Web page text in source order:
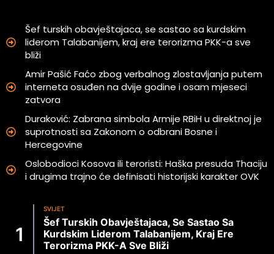
Šef turskih obavještajaca, se sastao sa kurdskim
liderom Talabanijem, kraj ere terorizma PKK-a sve
bliži
Amir Pašić Faćo zbog verbalnog zlostavljanja putem
interneta osuđen na dvije godine i osam mjeseci
zatvora
Duraković: Zabrana simbola Armije RBiH u direktnoj je
suprotnosti sa Zakonom o odbrani Bosne i
Hercegovine
Oslobodioci Kosova ili teroristi: Haška presuda Thaciju
i drugima trajno će definisati historijski karakter OVK
SVIJET
Šef Turskih Obavještajaca, Se Sastao Sa
Kurdskim Liderom Talabanijem, Kraj Ere
Terorizma PKK-A Sve Bliži